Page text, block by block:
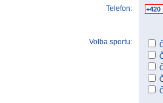
Telefon:
Volba sportu: